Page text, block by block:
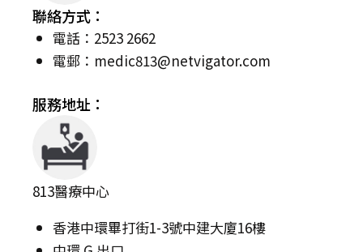
聯絡方式：
電話：2523 2662
電郵： medic813@netvigator.com
服務地址：
813醫療中心
香港中環畢打街1-3號中建大廈16樓